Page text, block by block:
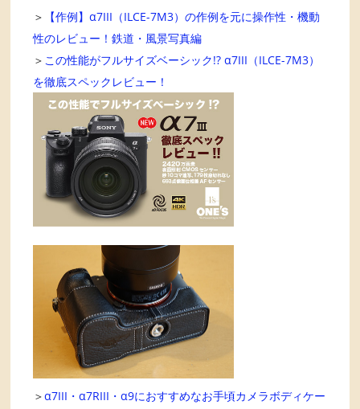
＞
【作例】α7III（ILCE-7M3）の作例を元に操作性・機動
性のレビュー！鉄道・風景写真編
＞ この性能がフルサイズベーシック!? α7III（ILCE-7M3）
を徹底スペックレビュー！
＞α7III・α7RIII・α9におすすめなお手頃カメラボディケー